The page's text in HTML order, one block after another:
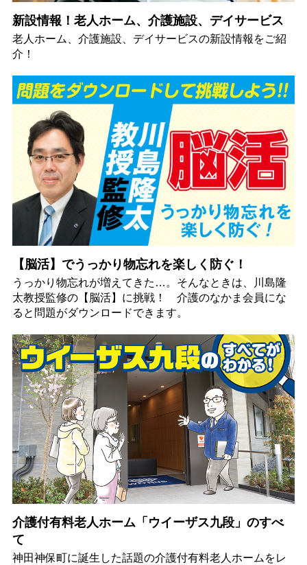
新設情報！老人ホーム、介護施設、デイサービス
老人ホーム、介護施設、デイサービスの新設情報をご紹
介！
【脳活】でうっかり物忘れを楽しく防ぐ！
うっかり物忘れが増えてきた…。そんなときは、川島隆
太教授監修の【脳活】に挑戦！ 介護のなかま会員にな
ると問題がダウンロードできます。
介護付有料老人ホーム「ウイーザス九段」のすべ
て
神田神保町に誕生した話題の介護付有料老人ホームをレ